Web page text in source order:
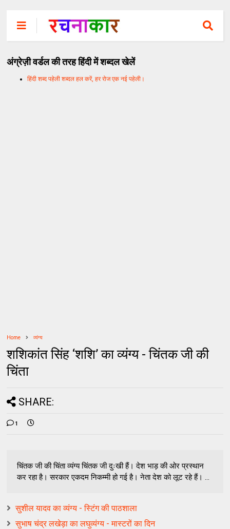
अंग्रेज़ी वर्डल की तरह हिंदी में शब्दल खेलें
हिंदी शब्द पहेली शब्दल हल करें, हर रोज एक नई पहेली।
Home व्यंग्य
शशिकांत सिंह ‘शशि’ का व्यंग्य - चिंतक जी की
चिंता
SHARE:
1
चिंतक जी की चिंता व्‍यंग्‍य चिंतक जी दुःखी हैं। देश भाड़ की ओर प्रस्‍थान
कर रहा है। सरकार एकदम निकम्‍मी हो गई है। नेता देश को लूट रहे हैं। ...
सुशील यादव का व्यंग्य - स्टिंग की पाठशाला
सुभाष चंद्र लखेड़ा का लघुव्यंग्य - मास्टरों का दिन